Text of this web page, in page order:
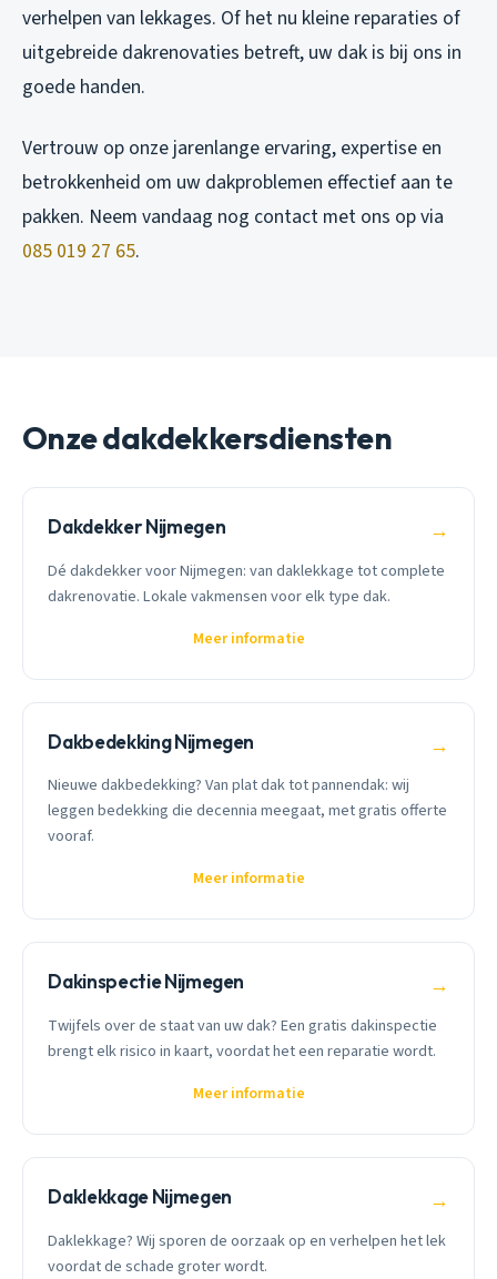
verhelpen van lekkages. Of het nu kleine reparaties of
uitgebreide dakrenovaties betreft, uw dak is bij ons in
goede handen.
Vertrouw op onze jarenlange ervaring, expertise en
betrokkenheid om uw dakproblemen effectief aan te
pakken. Neem vandaag nog contact met ons op via
085 019 27 65.
Onze dakdekkersdiensten
Dakdekker Nijmegen →
Dé dakdekker voor Nijmegen: van daklekkage tot complete
dakrenovatie. Lokale vakmensen voor elk type dak.
Meer informatie
Dakbedekking Nijmegen →
Nieuwe dakbedekking? Van plat dak tot pannendak: wij
leggen bedekking die decennia meegaat, met gratis offerte
vooraf.
Meer informatie
Dakinspectie Nijmegen →
Twijfels over de staat van uw dak? Een gratis dakinspectie
brengt elk risico in kaart, voordat het een reparatie wordt.
Meer informatie
Daklekkage Nijmegen →
Daklekkage? Wij sporen de oorzaak op en verhelpen het lek
voordat de schade groter wordt.